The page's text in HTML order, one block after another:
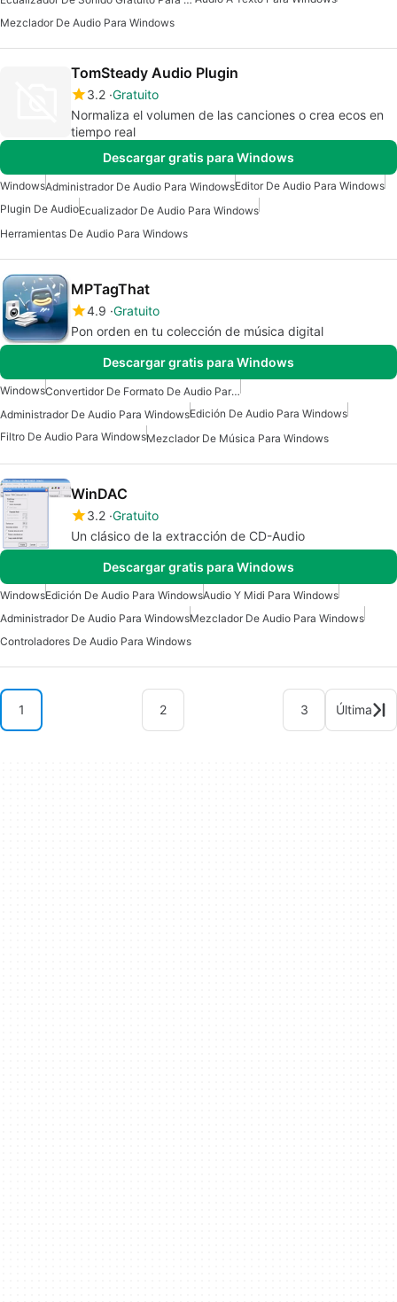
Mezclador De Audio Para Windows
TomSteady Audio Plugin
3.2 Gratuito
Normaliza el volumen de las canciones o crea ecos en
tiempo real
Descargar gratis para Windows
WindowsAdministrador De Audio Para WindowsEditor De Audio Para Windows
Plugin De AudioEcualizador De Audio Para Windows
Herramientas De Audio Para Windows
MPTagThat
4.9 Gratuito
Pon orden en tu colección de música digital
Descargar gratis para Windows
Windows
Convertidor De Formato De Audio Para Windows
Administrador De Audio Para WindowsEdición De Audio Para Windows
Filtro De Audio Para WindowsMezclador De Música Para Windows
WinDAC
3.2 Gratuito
Un clásico de la extracción de CD-Audio
Descargar gratis para Windows
WindowsEdición De Audio Para WindowsAudio Y Midi Para Windows
Administrador De Audio Para WindowsMezclador De Audio Para Windows
Controladores De Audio Para Windows
1 2 3 Última